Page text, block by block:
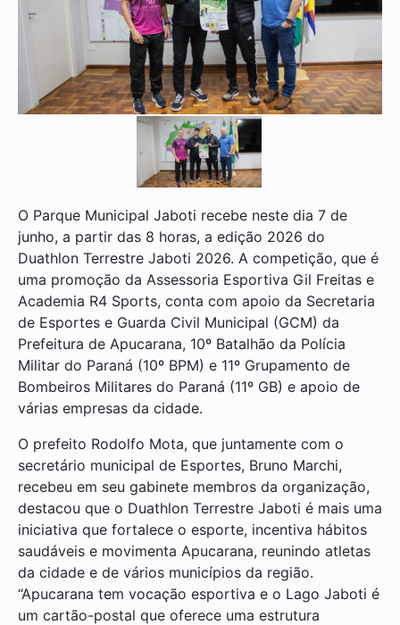
O Parque Municipal Jaboti recebe neste dia 7 de
junho, a partir das 8 horas, a edição 2026 do
Duathlon Terrestre Jaboti 2026. A competição, que é
uma promoção da Assessoria Esportiva Gil Freitas e
Academia R4 Sports, conta com apoio da Secretaria
de Esportes e Guarda Civil Municipal (GCM) da
Prefeitura de Apucarana, 10º Batalhão da Polícia
Militar do Paraná (10º BPM) e 11º Grupamento de
Bombeiros Militares do Paraná (11º GB) e apoio de
várias empresas da cidade.
O prefeito Rodolfo Mota, que juntamente com o
secretário municipal de Esportes, Bruno Marchi,
recebeu em seu gabinete membros da organização,
destacou que o Duathlon Terrestre Jaboti é mais uma
iniciativa que fortalece o esporte, incentiva hábitos
saudáveis e movimenta Apucarana, reunindo atletas
da cidade e de vários municípios da região.
“Apucarana tem vocação esportiva e o Lago Jaboti é
um cartão-postal que oferece uma estrutura